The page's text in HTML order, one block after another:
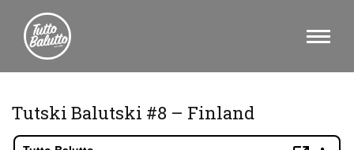
Tutski Balutski #8 – Finland